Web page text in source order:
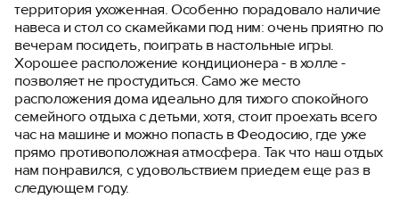
территория ухоженная. Особенно порадовало наличие
навеса и стол со скамейками под ним: очень приятно по
вечерам посидеть, поиграть в настольные игры.
Хорошее расположение кондиционера - в холле -
позволяет не простудиться. Само же место
расположения дома идеально для тихого спокойного
семейного отдыха с детьми, хотя, стоит проехать всего
час на машине и можно попасть в Феодосию, где уже
прямо противоположная атмосфера. Так что наш отдых
нам понравился, с удовольствием приедем еще раз в
следующем году.
Войти
Войти с помощью